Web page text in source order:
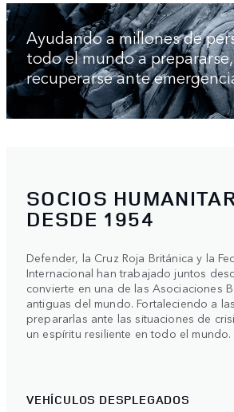
Ayudando a millones de
todo el mundo a
recuperarse ante
SOCIOS
DESDE 1954
Defender, la Cruz Roja Británica y la
Internacional han trabajado juntos
convierte en una de las Asociaciones
antiguas del mundo. Fortaleciendo a
prepararlas ante las situaciones de
un espíritu resiliente en todo el mundo.
VEHÍCULOS DESPLEGADOS